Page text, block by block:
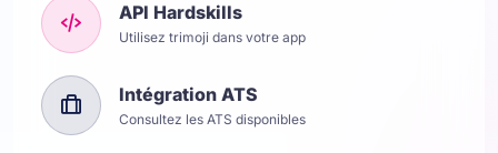
API Hardskills
Utilisez trimoji dans votre app
Intégration ATS
Consultez les ATS disponibles